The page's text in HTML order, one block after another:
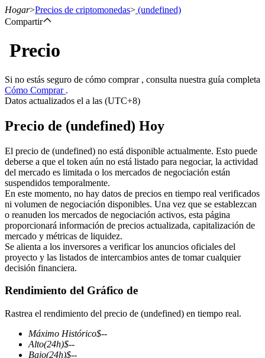
Futuros
Futuros del USDT
Futuros que utilizan USDT como garantía
Futuros COIN-M
Futuros de criptomonedas
Hogar>Precios de criptomonedas> (undefined)
Compartir
Precio
Si no estás seguro de cómo comprar , consulta nuestra guía completa
Cómo Comprar .
Datos actualizados el a las (UTC+8)
Precio de (undefined) Hoy
El precio de (undefined) no está disponible actualmente. Esto puede
deberse a que el token aún no está listado para negociar, la actividad
del mercado es limitada o los mercados de negociación están
suspendidos temporalmente.
En este momento, no hay datos de precios en tiempo real verificados
ni volumen de negociación disponibles. Una vez que se establezcan
o reanuden los mercados de negociación activos, esta página
proporcionará información de precios actualizada, capitalización de
mercado y métricas de liquidez.
Se alienta a los inversores a verificar los anuncios oficiales del
proyecto y las listados de intercambios antes de tomar cualquier
decisión financiera.
Rendimiento del Gráfico de
Rastrea el rendimiento del precio de (undefined) en tiempo real.
Máximo Histórico$--
Alto(24h)$--
Bajo(24h)$--